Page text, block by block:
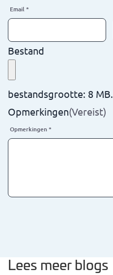
Email*
Bestand
bestandsgrootte: 8 MB.
Opmerkingen(Vereist)
Opmerkingen*
Lees meer blogs